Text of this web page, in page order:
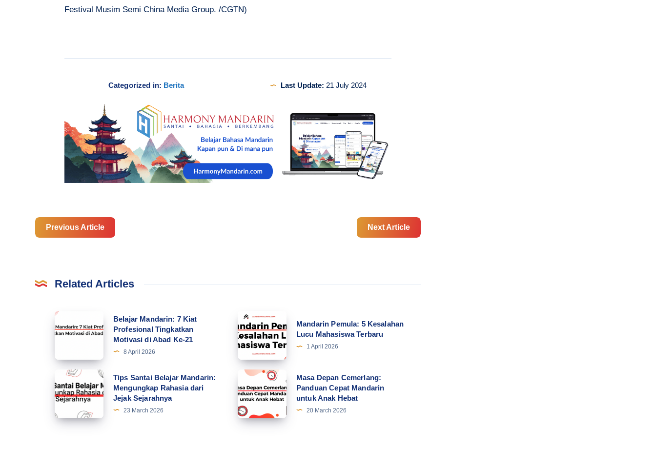
Festival Musim Semi China Media Group. /CGTN)
Categorized in: Berita Last Update: 21 July 2024
Previous Article Next Article
Related Articles
Belajar
Mandarin:
Kiat
Profesional
Tingkatkan
Motivasi
di
Belajar Mandarin: 7 Kiat
Profesional Tingkatkan
Motivasi di Abad Ke-21
8 April 2026
Mandarin
Pemula:
5
Kesalahan
Lucu
Mahasiswa
Terbaru
Mandarin Pemula: 5 Kesalahan
Lucu Mahasiswa Terbaru
1 April 2026
Tips
Santai
Belajar
Mandarin:
Tips Santai Belajar Mandarin:
Mengungkap Rahasia dari
Jejak Sejarahnya
23 March 2026
Masa
Depan
Cemerlang:
Panduan
Masa Depan Cemerlang:
Panduan Cepat Mandarin
untuk Anak Hebat
20 March 2026